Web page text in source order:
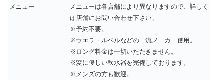
メニュー
メニューは各店舗により異なりますので、詳しく
は店舗にお問い合わせ下さい。
※予約不要。
※ウエラ・ルベルなどの一流メーカー使用。
※ロング料金は一切いただきません。
※髪に優しい軟水器を完備しております。
※メンズの方も歓迎。